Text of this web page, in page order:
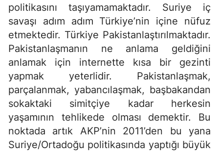
politikasını taşıyamamaktadır. Suriye iç
savaşı adım adım Türkiye’nin içine nüfuz
etmektedir. Türkiye Pakistanlaştırılmaktadır.
Pakistanlaşmanın ne anlama geldiğini
anlamak için internette kısa bir gezinti
yapmak yeterlidir. Pakistanlaşmak,
parçalanmak, yabancılaşmak, başbakandan
sokaktaki simitçiye kadar herkesin
yaşamının tehlikede olması demektir. Bu
noktada artık AKP’nin 2011’den bu yana
Suriye/Ortadoğu politikasında yaptığı büyük